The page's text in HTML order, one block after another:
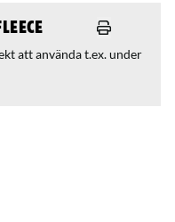
att använda t.ex. under